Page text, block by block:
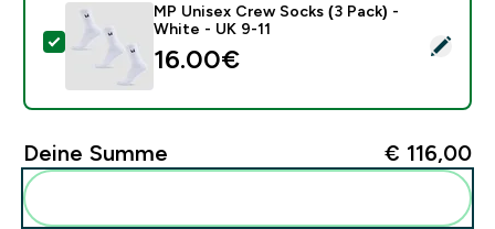
Dieses Produkt ausw�hlen - MP Unisex Crew Socks
MP Unisex Crew Socks (3 Pack) -
White - UK 9-11
16.00€‎
Deine Summe € 116,00‎